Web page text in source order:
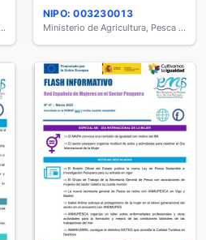
Ministerio de Agricultura, Pesca y Alimentación
NIPO: 003230013
Ministerio de Agricultura, Pesca y Alimentación